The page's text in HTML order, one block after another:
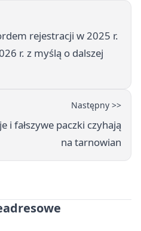
rejestracji w 2025 r.
r. z myślą o dalszej
Następny >>
i fałszywe paczki czyhają
na tarnowian